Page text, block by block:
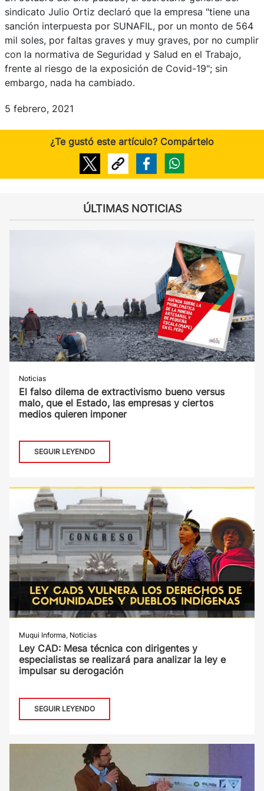
sindicato Julio Ortiz declaró que la empresa "tiene una
sanción interpuesta por SUNAFIL, por un monto de 564
mil soles, por faltas graves y muy graves, por no cumplir
con la normativa de Seguridad y Salud en el Trabajo,
frente al riesgo de la exposición de Covid-19"; sin
embargo, nada ha cambiado.
5 febrero, 2021
¿Te gustó este artículo? Compártelo
ÚLTIMAS NOTICIAS
Noticias
El falso dilema de extractivismo bueno versus
malo, que el Estado, las empresas y ciertos
medios quieren imponer
SEGUIR LEYENDO
Muqui Informa, Noticias
Ley CAD: Mesa técnica con dirigentes y
especialistas se realizará para analizar la ley e
impulsar su derogación
SEGUIR LEYENDO